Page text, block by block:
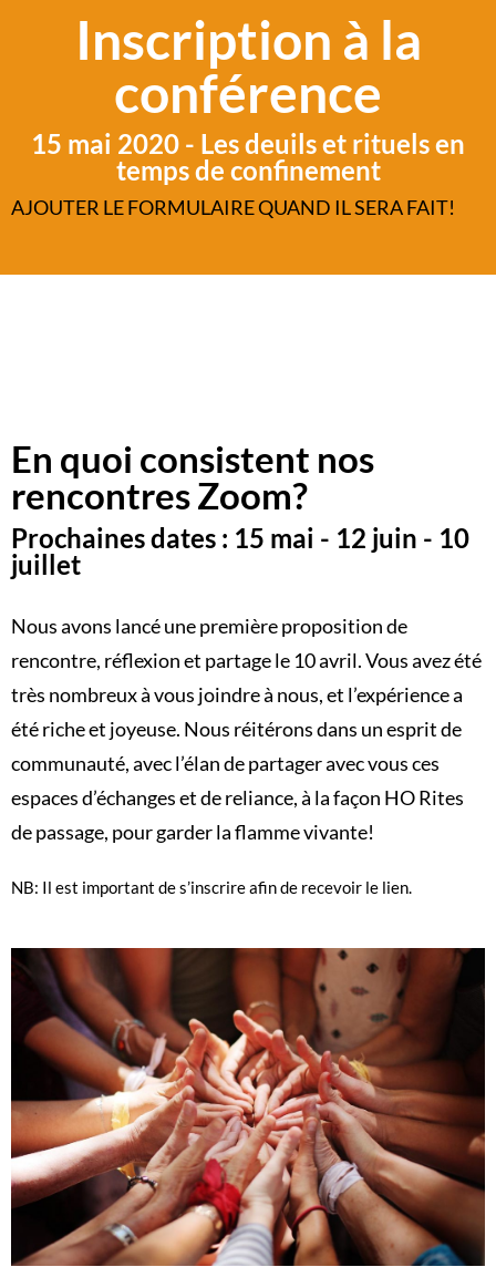
Inscription à la
conférence
15 mai 2020 - Les deuils et rituels en
temps de confinement
AJOUTER LE FORMULAIRE QUAND IL SERA FAIT!
En quoi consistent nos
rencontres Zoom?
Prochaines dates : 15 mai - 12 juin - 10
juillet
Nous avons lancé une première proposition de
rencontre, réflexion et partage le 10 avril. Vous avez été
très nombreux à vous joindre à nous, et l’expérience a
été riche et joyeuse. Nous réitérons dans un esprit de
communauté, avec l’élan de partager avec vous ces
espaces d’échanges et de reliance, à la façon HO Rites
de passage, pour garder la flamme vivante!
NB: Il est important de s’inscrire afin de recevoir le lien.